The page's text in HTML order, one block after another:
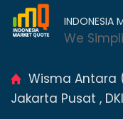
INDONESIA
We
Wisma Antara
Jakarta Pusat ,